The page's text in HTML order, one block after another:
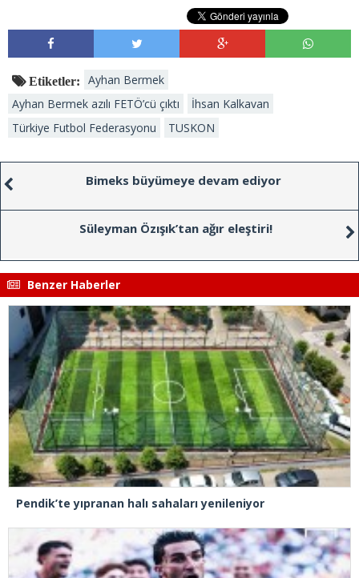
Etiketler:
Ayhan Bermek
Ayhan Bermek azılı FETÖ’cü çıktı
İhsan Kalkavan
Türkiye Futbol Federasyonu
TUSKON
Bimeks büyümeye devam ediyor
Süleyman Özışık’tan ağır eleştiri!
Benzer Haberler
Pendik’te yıpranan halı sahaları yenileniyor